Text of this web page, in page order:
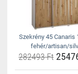
Szekrény 45 Canaris
fehér/artisan/
282493 Ft